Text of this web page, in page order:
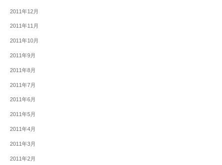
2011年12月
2011年11月
2011年10月
2011年9月
2011年8月
2011年7月
2011年6月
2011年5月
2011年4月
2011年3月
2011年2月